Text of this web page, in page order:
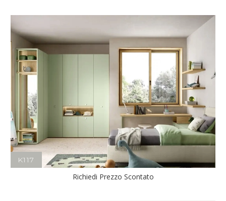
K117
Richiedi Prezzo Scontato